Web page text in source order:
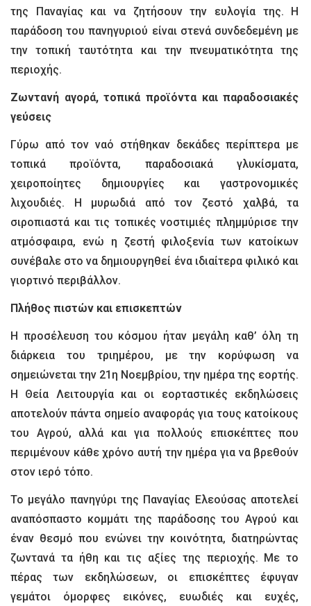
της Παναγίας και να ζητήσουν την ευλογία της. Η
παράδοση του πανηγυριού είναι στενά συνδεδεμένη με
την τοπική ταυτότητα και την πνευματικότητα της
περιοχής.
Ζωντανή αγορά, τοπικά προϊόντα και παραδοσιακές
γεύσεις
Γύρω από τον ναό στήθηκαν δεκάδες περίπτερα με
τοπικά προϊόντα, παραδοσιακά γλυκίσματα,
χειροποίητες δημιουργίες και γαστρονομικές
λιχουδιές. Η μυρωδιά από τον ζεστό χαλβά, τα
σιροπιαστά και τις τοπικές νοστιμιές πλημμύρισε την
ατμόσφαιρα, ενώ η ζεστή φιλοξενία των κατοίκων
συνέβαλε στο να δημιουργηθεί ένα ιδιαίτερα φιλικό και
γιορτινό περιβάλλον.
Πλήθος πιστών και επισκεπτών
Η προσέλευση του κόσμου ήταν μεγάλη καθ’ όλη τη
διάρκεια του τριημέρου, με την κορύφωση να
σημειώνεται την 21η Νοεμβρίου, την ημέρα της εορτής.
Η Θεία Λειτουργία και οι εορταστικές εκδηλώσεις
αποτελούν πάντα σημείο αναφοράς για τους κατοίκους
του Αγρού, αλλά και για πολλούς επισκέπτες που
περιμένουν κάθε χρόνο αυτή την ημέρα για να βρεθούν
στον ιερό τόπο.
Το μεγάλο πανηγύρι της Παναγίας Ελεούσας αποτελεί
αναπόσπαστο κομμάτι της παράδοσης του Αγρού και
έναν θεσμό που ενώνει την κοινότητα, διατηρώντας
ζωντανά τα ήθη και τις αξίες της περιοχής. Με το
πέρας των εκδηλώσεων, οι επισκέπτες έφυγαν
γεμάτοι όμορφες εικόνες, ευωδιές και ευχές,